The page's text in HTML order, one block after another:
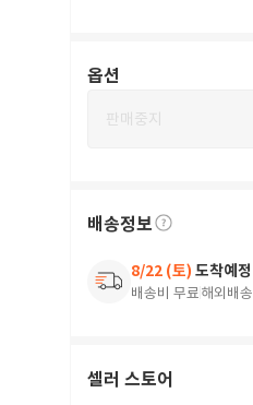
옵션
판매중지
배송정보
8/22 (토) 도착예정
배송비 무료해외배송
셀러 스토어